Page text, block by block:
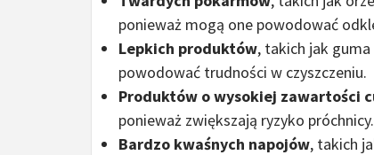
ponieważ mogą one powodować
Lepkich produktów, takich jak
powodować trudności w czyszczeniu.
Produktów o wysokiej zawartości
ponieważ zwiększają ryzyko próchnicy.
Bardzo kwaśnych napojów, takich